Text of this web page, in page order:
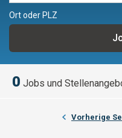
Ort oder PLZ
0 Jobs und
Vorherige